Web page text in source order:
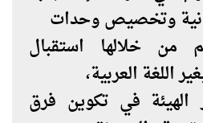
وتخصيص وحدات
من خلالها استقبال
اللغة العربية،
الهيئة في تكوين فرق